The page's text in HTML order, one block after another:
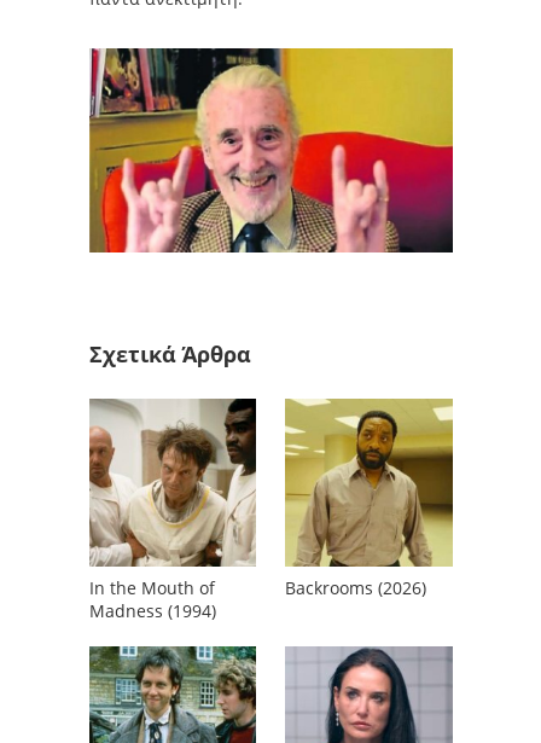
Σχετικά Άρθρα
In the Mouth of
Madness (1994)
Backrooms (2026)